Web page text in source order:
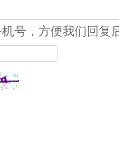
号，方便我们回复